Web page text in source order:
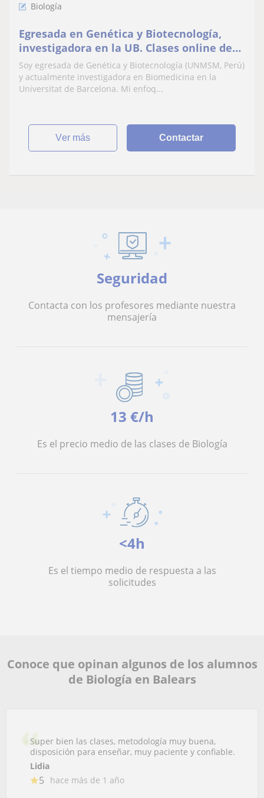
Biología
Egresada en Genética y Biotecnología,
investigadora en la UB. Clases online de
Biología y Genética para todos los niveles
✨
Soy egresada de Genética y Biotecnología (UNMSM, Perú)
y actualmente investigadora en Biomedicina en la
Universitat de Barcelona. Mi enfoq...
ver más Contactar
Seguridad
Contacta con los profesores mediante nuestra
mensajería
13 €/h
Es el precio medio de las clases de Biología
<4h
Es el tiempo medio de respuesta a las
solicitudes
Conoce que opinan algunos de los alumnos
de Biología en Balears
Super bien las clases, metodología muy buena,
disposición para enseñar, muy paciente y confiable.
Lidia
5 hace más de 1 año